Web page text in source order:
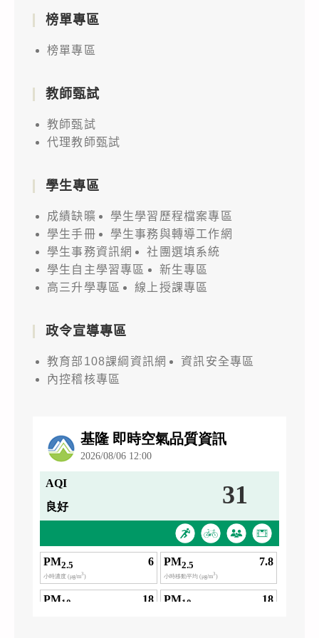
榜單專區
榜單專區
教師甄試
教師甄試
代理教師甄試
學生專區
成績缺曠
學生學習歷程檔案專區
學生手冊
學生事務與轉導工作網
學生事務資訊網
社團選填系統
學生自主學習專區
新生專區
高三升學專區
線上授課專區
政令宣導專區
教育部108課綱資訊網
資訊安全專區
內控稽核專區